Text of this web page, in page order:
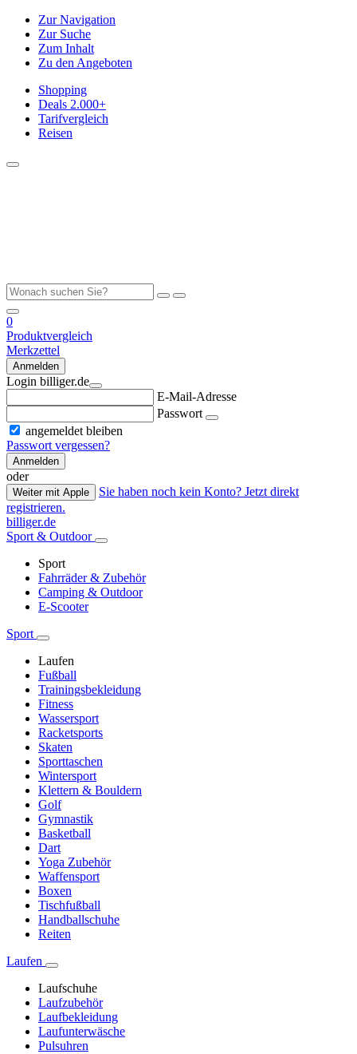
Zur Navigation
Zur Suche
Zum Inhalt
Zu den Angeboten
Shopping
Deals 2.000+
Tarifvergleich
Reisen
0
Produktvergleich
Merkzettel
Anmelden
Login billiger.de
E-Mail-Adresse
Passwort
angemeldet bleiben
Passwort vergessen?
Anmelden
oder
Weiter mit Apple
Sie haben noch kein Konto? Jetzt direkt
registrieren.
billiger.de
Sport & Outdoor
Sport
Fahrräder & Zubehör
Camping & Outdoor
E-Scooter
Sport
Laufen
Fußball
Trainingsbekleidung
Fitness
Wassersport
Racketsports
Skaten
Sporttaschen
Wintersport
Klettern & Bouldern
Golf
Gymnastik
Basketball
Dart
Yoga Zubehör
Waffensport
Boxen
Tischfußball
Handballschuhe
Reiten
Laufen
Laufschuhe
Laufzubehör
Laufbekleidung
Laufunterwäsche
Pulsuhren